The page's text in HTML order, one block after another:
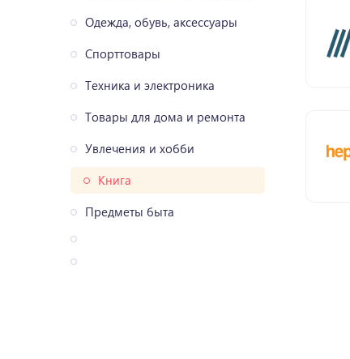
Одежда, обувь, аксессуары
Спорттовары
Техника и электроника
Товары для дома и ремонта
Увлечения и хобби
Книга
Предметы быта